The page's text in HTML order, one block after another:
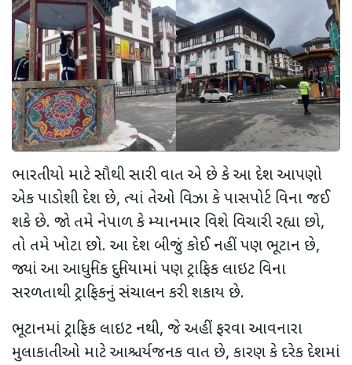
ભારતીયો માટે સૌથી સારી વાત એ છે કે આ દેશ આપણો
એક પાડોશી દેશ છે, ત્યાં તેઓ વિઝા કે પાસપોર્ટ વિના જઈ
શકે છે. જો તમે નેપાળ કે મ્યાનમાર વિશે વિચારી રહ્યા છો,
તો તમે ખોટા છો. આ દેશ બીજું કોઈ નહીં પણ ભૂટાન છે,
જ્યાં આ આધુનિક દુનિયામાં પણ ટ્રાફિક લાઇટ વિના
સરળતાથી ટ્રાફિકનું સંચાલન કરી શકાય છે.
ભૂટાનમાં ટ્રાફિક લાઇટ નથી, જે અહીં ફરવા આવનારા
મુલાકાતીઓ માટે આશ્ચર્યજનક વાત છે, કારણ કે દરેક દેશમાં